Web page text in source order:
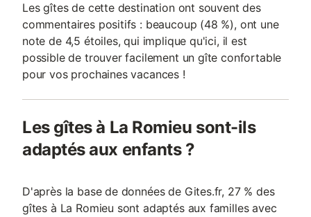
Les gîtes de cette destination ont souvent des
commentaires positifs : beaucoup (48 %), ont une
note de 4,5 étoiles, qui implique qu'ici, il est
possible de trouver facilement un gîte confortable
pour vos prochaines vacances !
Les gîtes à La Romieu sont-ils
adaptés aux enfants ?
D'après la base de données de Gites.fr, 27 % des
gîtes à La Romieu sont adaptés aux familles avec